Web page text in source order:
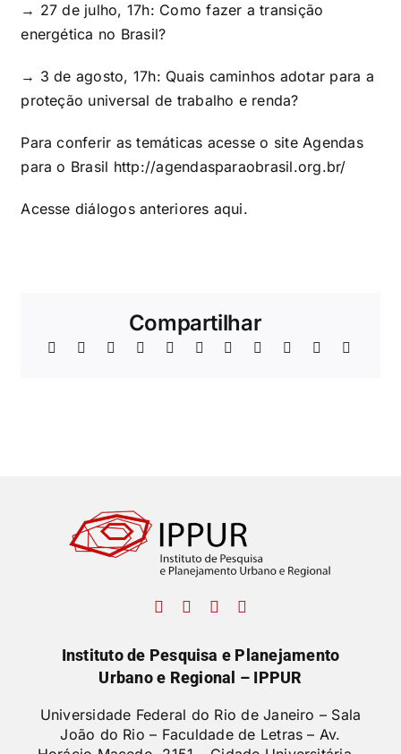
→ 27 de julho, 17h: Como fazer a transição
energética no Brasil?
→ 3 de agosto, 17h: Quais caminhos adotar para a
proteção universal de trabalho e renda?
Para conferir as temáticas acesse o site Agendas
para o Brasil http://agendasparaobrasil.org.br/
Acesse diálogos anteriores aqui.
Compartilhar
Instituto de Pesquisa e Planejamento
Urbano e Regional – IPPUR
Universidade Federal do Rio de Janeiro – Sala
João do Rio – Faculdade de Letras – Av.